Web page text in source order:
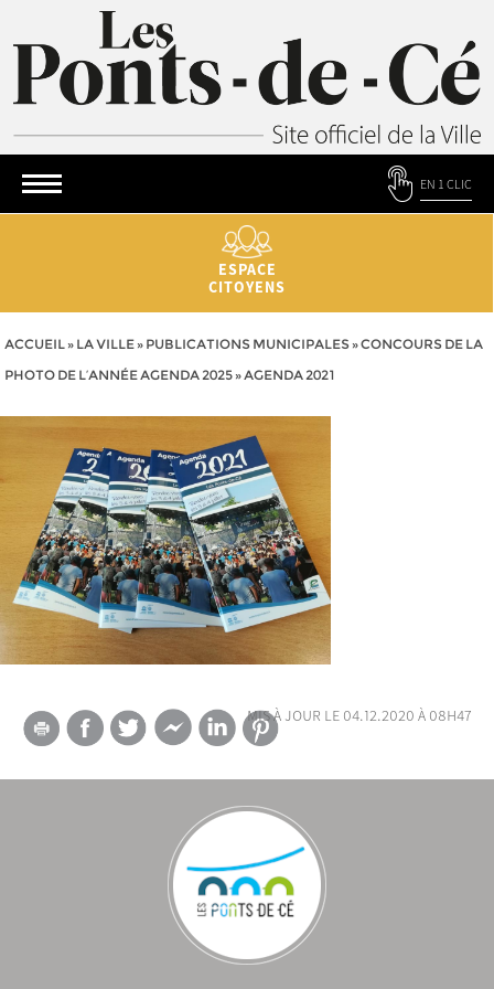
EN 1 CLIC
ESPACE
CITOYENS
ACCUEIL» LA VILLE» PUBLICATIONS MUNICIPALES»CONCOURS DE LA
PHOTO DE L’ANNÉE AGENDA 2025»AGENDA 2021
mis à jour le 04.12.2020 à 08h47